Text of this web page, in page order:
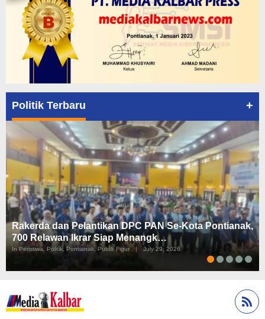
Politik Terbaru +
Rakerda dan Pelantikan DPC PAN Se-Kota Pontianak,
700 Relawan Ikrar Siap Menangk…
In Peristiwa, Politik, Pontianak, Publik Figur July 29, 2026